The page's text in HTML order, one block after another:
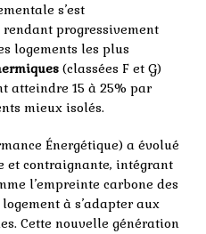
s’est
progressivement
logements les plus
(classées F et G)
atteindre 15 à 25% par
mieux isolés.
Énergétique) a évolué
et contraignante, intégrant
l’empreinte carbone des
à s’adapter aux
Cette nouvelle génération